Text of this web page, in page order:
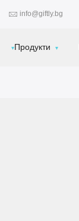
info@giftly.bg
Продукти